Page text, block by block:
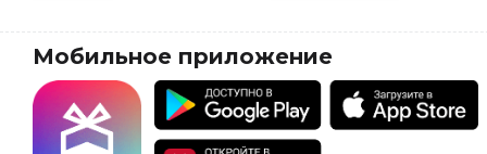
Мобильное приложение